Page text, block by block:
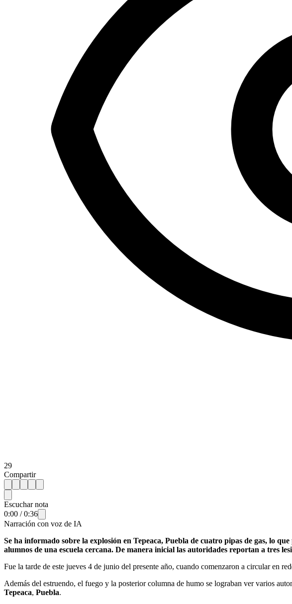
29
Compartir
Escuchar nota
0:00 /0:36
Narración con voz de IA
Se ha informado sobre la explosión en Tepeaca, Puebla de cuatro pipas de gas, lo
alumnos de una escuela cercana. De manera inicial las autoridades reportan a tres
Fue la tarde de este jueves 4 de junio del presente año, cuando comenzaron a circular en
Además del estruendo, el fuego y la posterior columna de humo se lograban ver varios
Tepeaca, Puebla.